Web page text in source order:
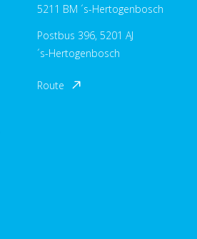
5211 BM ´s-Hertogenbosch
Postbus 396, 5201 AJ
´s-Hertogenbosch
Route